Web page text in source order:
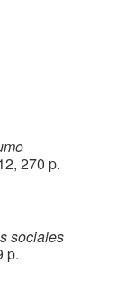
270 p.
sociales
p.